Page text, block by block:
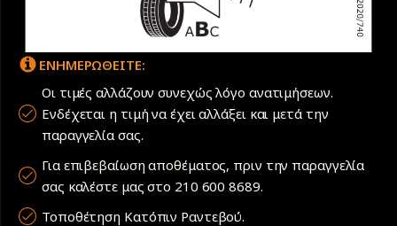
ΕΝΗΜΕΡΩΘΕΙΤΕ:
Οι τιμές αλλάζουν συνεχώς λόγο ανατιμήσεων.
Ενδέχεται η τιμή να έχει αλλάξει και μετά την
παραγγελία σας.
Για επιβεβαίωση αποθέματος, πριν την παραγγελία
σας καλέστε μας στο 210 600 8689.
Τοποθέτηση Κατόπιν Ραντεβού.